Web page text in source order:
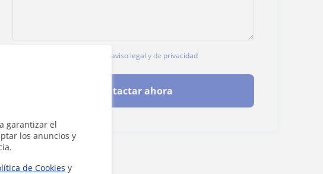
garantizar el
los anuncios y
de Cookies y
aviso legal y de privacidad
Contactar ahora